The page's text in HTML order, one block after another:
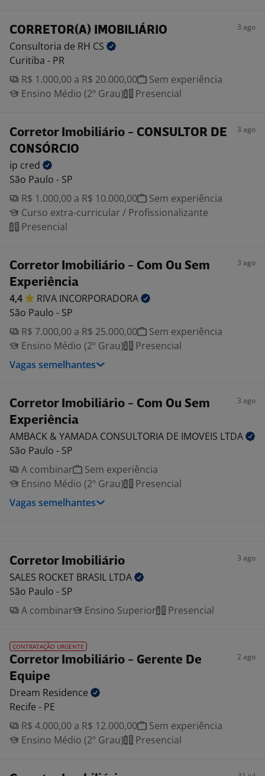
CORRETOR(A) IMOBILIÁRIO 3 ago
Consultoria de RH CS
Curitiba - PR
R$ 1.000,00 a R$ 20.000,00
Sem experiência
Ensino Médio (2º Grau)
Presencial
Corretor Imobiliário - CONSULTOR DE
CONSÓRCIO
3 ago
ip cred
São Paulo - SP
R$ 1.000,00 a R$ 10.000,00
Sem experiência
Curso extra-curricular / Profissionalizante
Presencial
Corretor Imobiliário - Com Ou Sem
Experiência
3 ago
4,4 RIVA INCORPORADORA
São Paulo - SP
R$ 7.000,00 a R$ 25.000,00
Sem experiência
Ensino Médio (2º Grau)
Presencial
Vagas semelhantes
Corretor Imobiliário - Com Ou Sem
Experiência
3 ago
AMBACK & YAMADA CONSULTORIA DE IMOVEIS LTDA
São Paulo - SP
A combinar
Sem experiência
Ensino Médio (2º Grau)
Presencial
Vagas semelhantes
Corretor Imobiliário 3 ago
SALES ROCKET BRASIL LTDA
São Paulo - SP
A combinar
Ensino Superior Presencial
CONTRATAÇÃO URGENTE
Corretor Imobiliário - Gerente De
Equipe
2 ago
Dream Residence
Recife - PE
R$ 4.000,00 a R$ 12.000,00
Sem experiência
Ensino Médio (2º Grau)
Presencial